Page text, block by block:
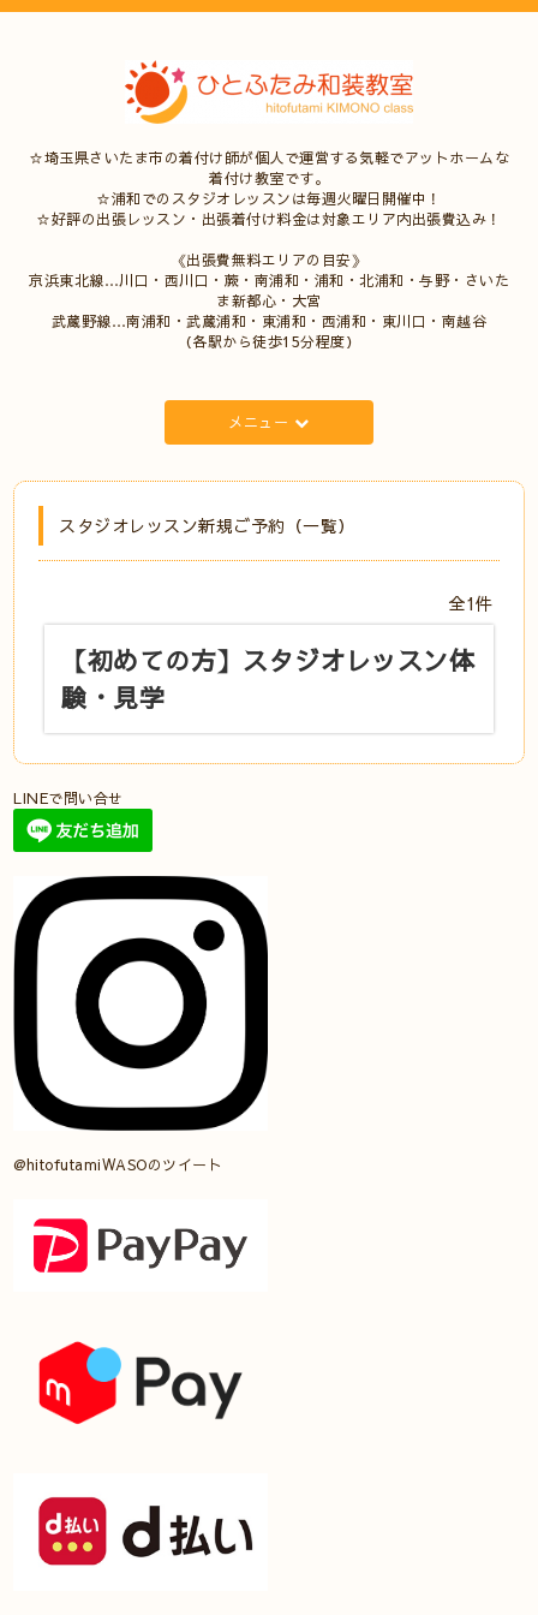
☆埼玉県さいたま市の着付け師が個人で運営する気軽でアットホームな
着付け教室です。
☆浦和でのスタジオレッスンは毎週火曜日開催中！
☆好評の出張レッスン・出張着付け料金は対象エリア内出張費込み！
《出張費無料エリアの目安》
京浜東北線…川口・西川口・蕨・南浦和・浦和・北浦和・与野・さいた
ま新都心・大宮
武蔵野線…南浦和・武蔵浦和・東浦和・西浦和・東川口・南越谷
（各駅から徒歩15分程度）
メニュー
スタジオレッスン新規ご予約（一覧）
全1件
【初めての方】スタジオレッスン体
験・見学
LINEで問い合せ
@hitofutamiWASOのツイート